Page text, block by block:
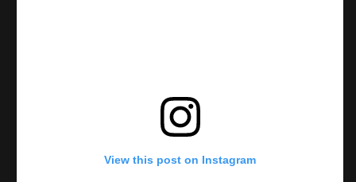
View this post on Instagram